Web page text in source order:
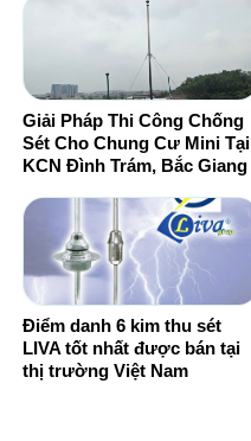
Giải Pháp Thi Công Chống
Sét Cho Chung Cư Mini Tại
KCN Đình Trám, Bắc Giang
Điểm danh 6 kim thu sét
LIVA tốt nhất được bán tại
thị trường Việt Nam